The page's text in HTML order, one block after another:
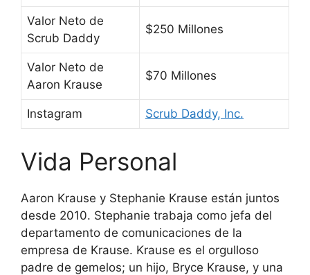
Valor Neto de
Scrub Daddy
$250 Millones
Valor Neto de
Aaron Krause
$70 Millones
Instagram Scrub Daddy, Inc.
Vida Personal
Aaron Krause y Stephanie Krause están juntos
desde 2010. Stephanie trabaja como jefa del
departamento de comunicaciones de la
empresa de Krause. Krause es el orgulloso
padre de gemelos; un hijo, Bryce Krause, y una